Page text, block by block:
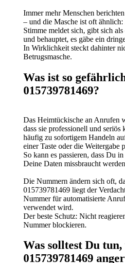
Immer mehr Menschen
– und die Masche ist oft
Stimme meldet sich, gibt sich
und behauptet, es gäbe ein
In Wirklichkeit steckt dahinter
Betrugsmasche.
Was ist so
015739781469?
Das Heimtückische an Anrufen
dass sie professionell und
häufig zu sofortigem Handeln
einer Taste oder die Weitergabe
So kann es passieren, dass Du
Deine Daten missbraucht
Die Nummern ändern sich oft,
015739781469 liegt der
Nummer für automatisierte
verwendet wird.
Der beste Schutz: Nicht
Nummer blockieren.
Was solltest Du
015739781469